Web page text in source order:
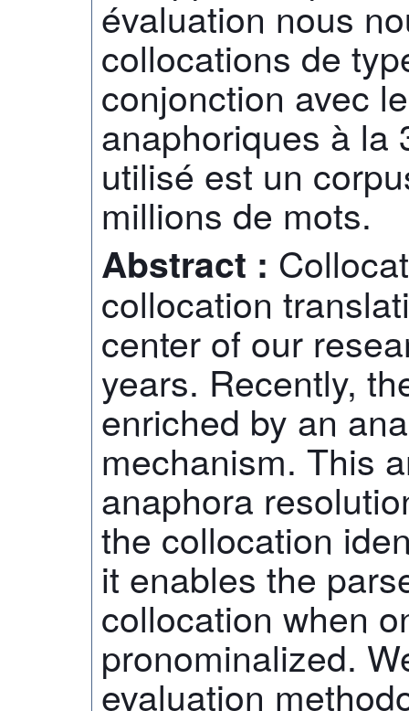
évaluation nous
collocations de
conjonction avec
anaphoriques à la
utilisé est un
millions de mots.
Abstract :
collocation
center of our
years. Recently,
enriched by an
mechanism. This
anaphora
the collocation
it enables the
collocation when
pronominalized.
evaluation